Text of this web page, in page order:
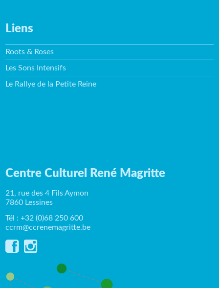
Liens
Roots & Roses
Les Sons Intensifs
Le Rallye de la Petite Reine
Centre Culturel René Magritte
21, rue des 4 Fils Aymon
7860 Lessines
Tél : +32 (0)68 250 600
ccrm@ccrenemagritte.be